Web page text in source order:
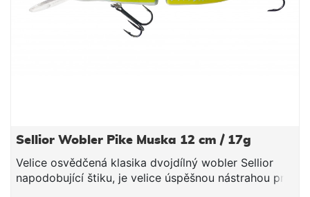
Sellior Wobler Pike Muska 12 cm / 17g
Velice osvědčená klasika dvojdílný wobler Sellior
napodobující štiku, je velice úspěšnou nástrahou pro